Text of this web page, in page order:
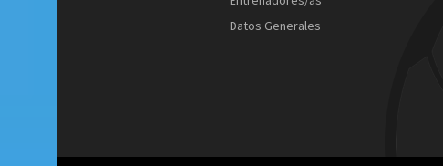
Datos Generales